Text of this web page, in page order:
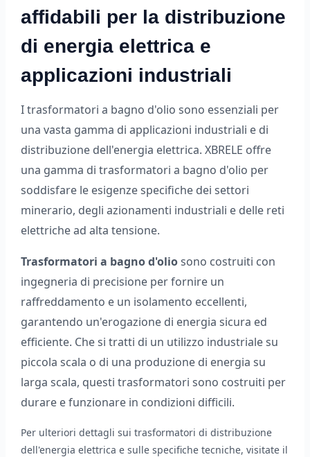
affidabili per la distribuzione
di energia elettrica e
applicazioni industriali
I trasformatori a bagno d'olio sono essenziali per
una vasta gamma di applicazioni industriali e di
distribuzione dell'energia elettrica. XBRELE offre
una gamma di trasformatori a bagno d'olio per
soddisfare le esigenze specifiche dei settori
minerario, degli azionamenti industriali e delle reti
elettriche ad alta tensione.
Trasformatori a bagno d'oliosono costruiti con
ingegneria di precisione per fornire un
raffreddamento e un isolamento eccellenti,
garantendo un'erogazione di energia sicura ed
efficiente. Che si tratti di un utilizzo industriale su
piccola scala o di una produzione di energia su
larga scala, questi trasformatori sono costruiti per
durare e funzionare in condizioni difficili.
Per ulteriori dettagli sui trasformatori di distribuzione
dell'energia elettrica e sulle specifiche tecniche, visitate il